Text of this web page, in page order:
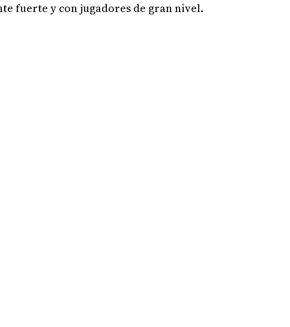
fuerte y con jugadores de gran nivel.